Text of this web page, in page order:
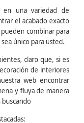
en una variedad de
el acabado exacto
combinar para
único para usted.
claro que, si es
de interiores
web encontrar
y fluya de manera